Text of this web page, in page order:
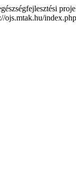
ojs.mtak.hu/